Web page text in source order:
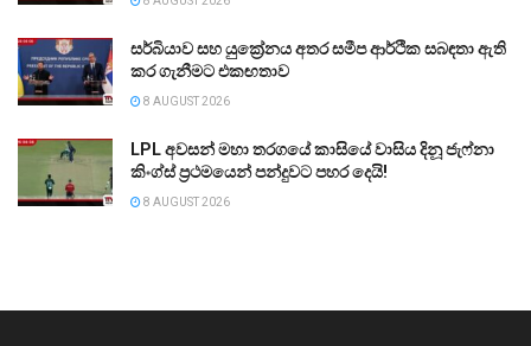
සර්බියාව සහ යුක්‍රේනය අතර සමීප ආර්ථික සබඳතා ඇති
කර ගැනීමට එකඟතාව
8 AUGUST 2026
LPL අවසන් මහා තරගයේ කාසියේ වාසිය දිනූ ජැෆ්නා
කිංග්ස් ප්‍රථමයෙන් පන්දුවට පහර දෙයි!
8 AUGUST 2026